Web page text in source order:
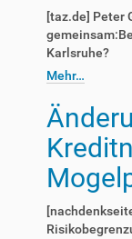
[taz.de] Peter
Karlsruhe?
Mehr…